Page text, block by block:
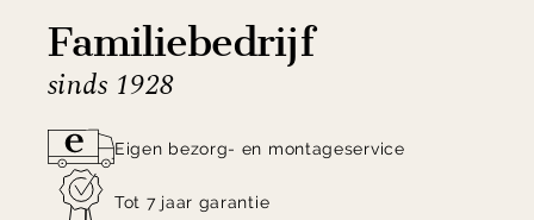
Familiebedrijf
sinds 1928
Eigen bezorg- en montageservice
Tot 7 jaar garantie